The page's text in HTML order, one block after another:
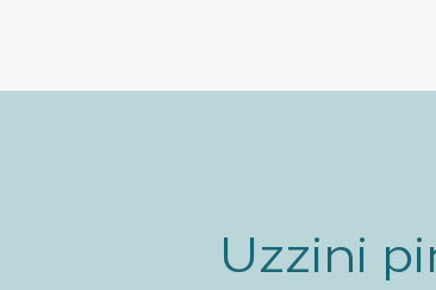
Uzzini